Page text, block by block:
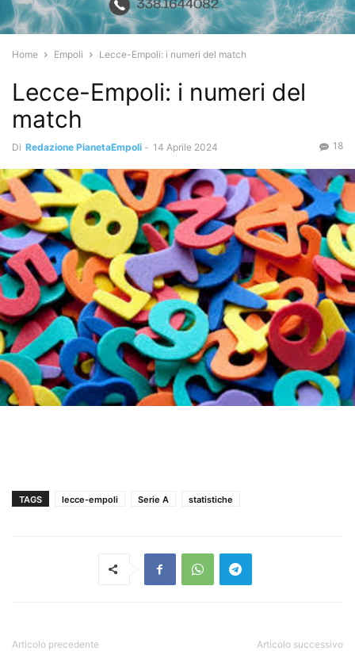
Home Empoli Lecce-Empoli: i numeri del match
Lecce-Empoli: i numeri del
match
Di Redazione PianetaEmpoli - 14 Aprile 2024 18
TAGS lecce-empoli Serie A statistiche
Articolo precedente Articolo successivo